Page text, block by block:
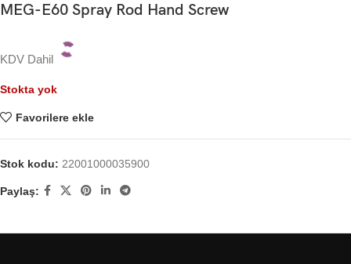
MEG-E60 Spray Rod Hand Screw
KDV Dahil
Stokta yok
Favorilere ekle
Stok kodu: 22001000035900
Paylaş: